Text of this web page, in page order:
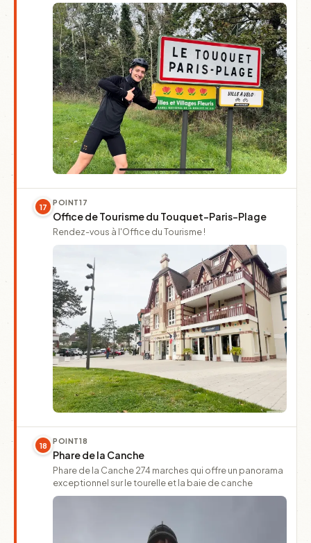
17 POINT17
Office de Tourisme du Touquet-Paris-Plage
Rendez-vous à l'Office du Tourisme !
18 POINT18
Phare de la Canche
Phare de la Canche 274 marches qui offre un panorama
exceptionnel sur le tourelle et la baie de canche